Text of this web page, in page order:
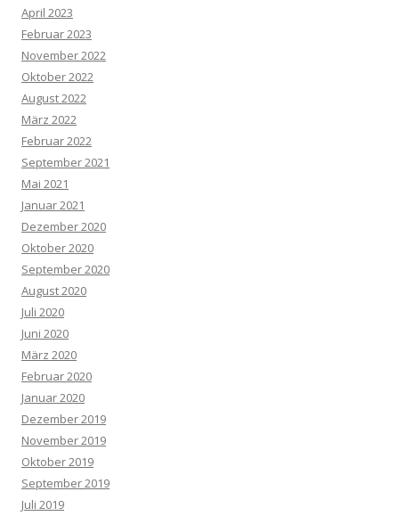
April 2023
Februar 2023
November 2022
Oktober 2022
August 2022
März 2022
Februar 2022
September 2021
Mai 2021
Januar 2021
Dezember 2020
Oktober 2020
September 2020
August 2020
Juli 2020
Juni 2020
März 2020
Februar 2020
Januar 2020
Dezember 2019
November 2019
Oktober 2019
September 2019
Juli 2019